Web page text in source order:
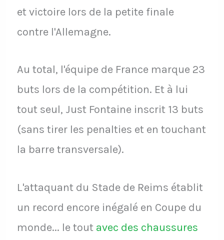
et victoire lors de la petite finale
contre l'Allemagne.
Au total, l'équipe de France marque 23
buts lors de la compétition. Et à lui
tout seul, Just Fontaine inscrit 13 buts
(sans tirer les penalties et en touchant
la barre transversale).
L'attaquant du Stade de Reims établit
un record encore inégalé en Coupe du
monde... le tout avec des chaussures